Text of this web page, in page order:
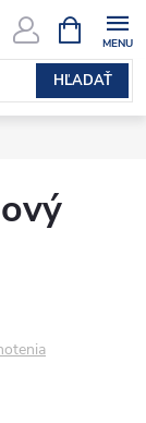
HĽADAŤ
KOŠÍK